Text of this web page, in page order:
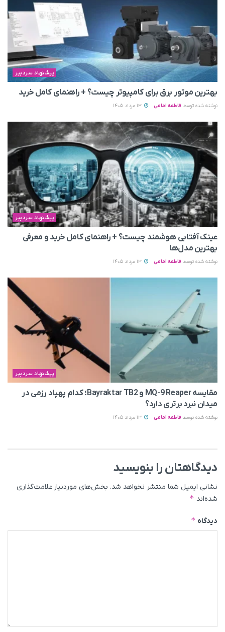
پیشنهاد سردبیر
بهترین موتور برق برای کامپیوتر چیست؟ + راهنمای کامل خرید
نوشته شده توسط فاطمه امامی
پیشنهاد سردبیر
عینک آفتابی هوشمند چیست؟ + راهنمای کامل خرید و معرفی
بهترین مدل‌ها
نوشته شده توسط فاطمه امامی
پیشنهاد سردبیر
مقایسه MQ-9 Reaper و Bayraktar TB2؛ کدام پهپاد رزمی در
میدان نبرد برتری دارد؟
نوشته شده توسط فاطمه امامی
دیدگاهتان را بنویسید
نشانی ایمیل شما منتشر نخواهد شد. بخش‌های موردنیاز علامت‌گذاری
شده‌اند *
دیدگاه *